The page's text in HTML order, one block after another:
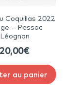
Coquillas 2022
– Pessac
Léognan
20,00€
au panier